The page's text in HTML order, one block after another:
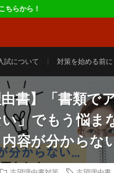
試について 対策を始める前に
由書】「書類で
」でもう悩ま
容が分からな